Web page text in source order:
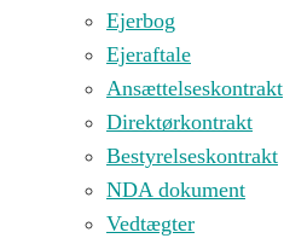
Ejerbog
Ejeraftale
Ansættelseskontrakt
Direktørkontrakt
Bestyrelseskontrakt
NDA dokument
Vedtægter